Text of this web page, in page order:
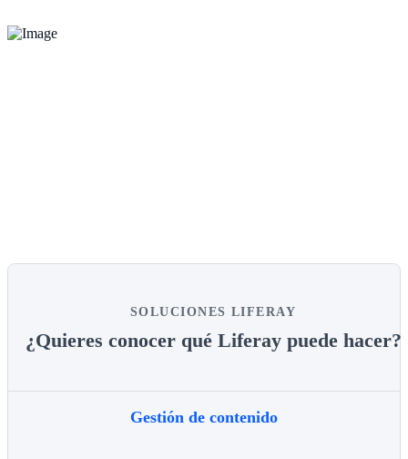
SOLUCIONES LIFERAY
¿Quieres conocer qué Liferay puede hacer?
Gestión de contenido